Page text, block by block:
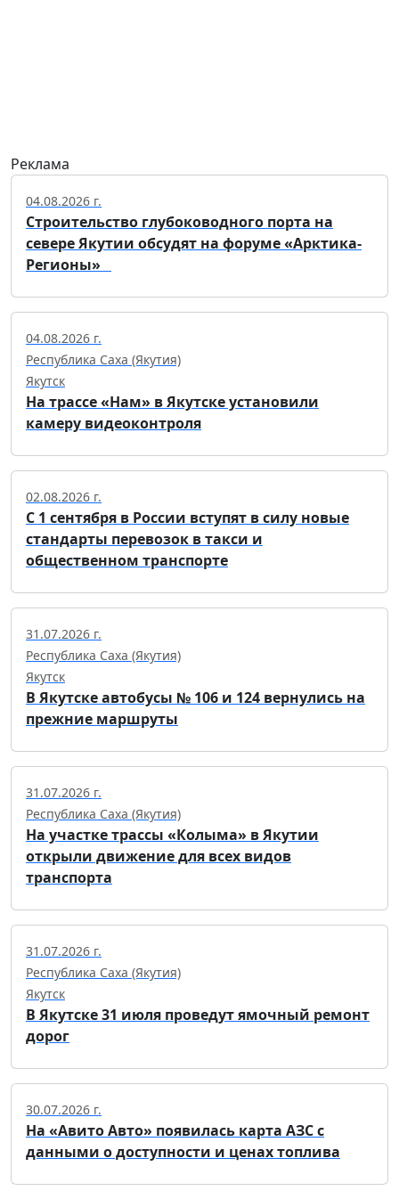
Реклама
04.08.2026 г.
Строительство глубоководного порта на
севере Якутии обсудят на форуме «Арктика-
Регионы»
04.08.2026 г.
Республика Саха (Якутия)
Якутск
На трассе «Нам» в Якутске установили
камеру видеоконтроля
02.08.2026 г.
С 1 сентября в России вступят в силу новые
стандарты перевозок в такси и
общественном транспорте
31.07.2026 г.
Республика Саха (Якутия)
Якутск
В Якутске автобусы № 106 и 124 вернулись на
прежние маршруты
31.07.2026 г.
Республика Саха (Якутия)
На участке трассы «Колыма» в Якутии
открыли движение для всех видов
транспорта
31.07.2026 г.
Республика Саха (Якутия)
Якутск
В Якутске 31 июля проведут ямочный ремонт
дорог
30.07.2026 г.
На «Авито Авто» появилась карта АЗС с
данными о доступности и ценах топлива